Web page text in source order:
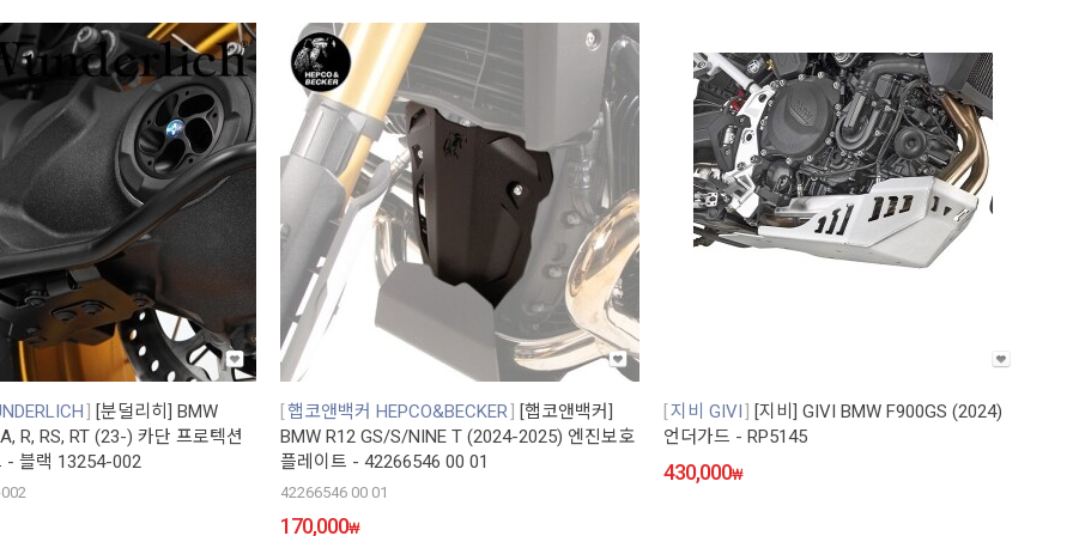
[분덜리히] BMW
R, RS, RT (23-) 카단 프로텍션
- 블랙 13254-002
햅코앤백커 HEPCO&BECKER
[햅코앤백커]
BMW R12 GS/S/NINE T (2024-2025) 엔진보호
플레이트 - 42266546 00 01
42266546 00 01
170,000₩
지비 GIVI
[지비] GIVI BMW F900GS (2024)
언더가드 - RP5145
430,000₩